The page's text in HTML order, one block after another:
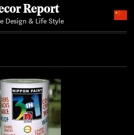
Report
Design & Life Style